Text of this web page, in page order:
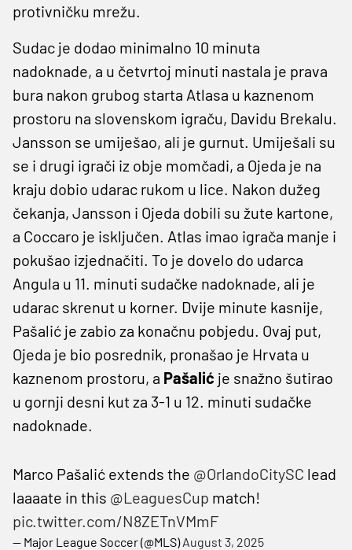
protivničku mrežu.
Sudac je dodao minimalno 10 minuta
nadoknade, a u četvrtoj minuti nastala je prava
bura nakon grubog starta Atlasa u kaznenom
prostoru na slovenskom igraču, Davidu Brekalu.
Jansson se umiješao, ali je gurnut. Umiješali su
se i drugi igrači iz obje momčadi, a Ojeda je na
kraju dobio udarac rukom u lice. Nakon dužeg
čekanja, Jansson i Ojeda dobili su žute kartone,
a Coccaro je isključen. Atlas imao igrača manje i
pokušao izjednačiti. To je dovelo do udarca
Angula u 11. minuti sudačke nadoknade, ali je
udarac skrenut u korner. Dvije minute kasnije,
Pašalić je zabio za konačnu pobjedu. Ovaj put,
Ojeda je bio posrednik, pronašao je Hrvata u
kaznenom prostoru, a Pašalić je snažno šutirao
u gornji desni kut za 3-1 u 12. minuti sudačke
nadoknade.
Marco Pašalić extends the @OrlandoCitySC lead
laaaate in this @LeaguesCup match!
pic.twitter.com/N8ZETnVMmF
— Major League Soccer (@MLS)August 3, 2025